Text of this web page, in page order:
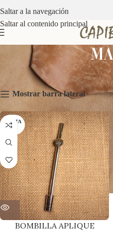
Saltar a la navegación
Saltar al contenido principal
Inicio MATE
Mostrar barra lateral
AGOTA
DO
BOMBILLA APLIQUE